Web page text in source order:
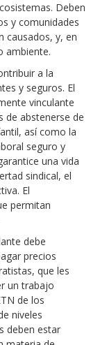
Deben
y comunidades
causados, y, en
ambiente.
a la
y seguros. El
vinculante
de abstenerse de
así como la
seguro y
una vida
sindical, el
El
permitan
debe
precios
que les
un trabajo
de los
niveles
deben estar